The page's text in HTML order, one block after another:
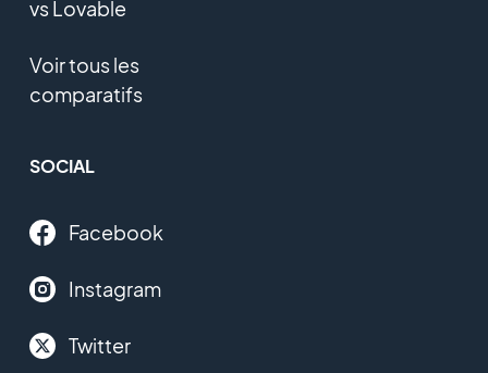
vs Lovable
Voir tous les
comparatifs
SOCIAL
Facebook
Instagram
Twitter